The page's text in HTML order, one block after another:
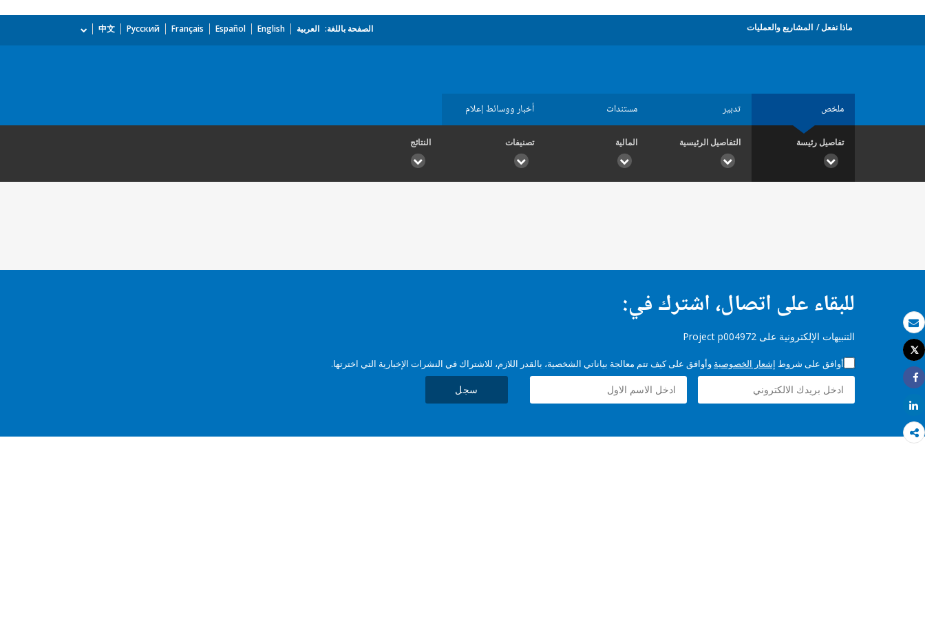
بريد الكتروني
طباعة
Tweet
Share
Share
ماذا نفعل المشاريع والعمليات الصفحة باللغة: العربية English
Español
Français
Русский
中文
ملخص تدبير مستندات أخبار ووسائط إعلام
تفاصيل رئيسة التفاصيل الرئيسية المالية تصنيفات النتائج
للبقاء على اتصال، اشترك في:
التنبيهات الإلكترونية على Project p004972
أوافق على شروط إشعار الخصوصية وأوافق على كيف تتم معالجة بياناتي الشخصية، بالقدر اللازم، للاشتراك في النشرات الإخبارية التي اخترتها.
سجل